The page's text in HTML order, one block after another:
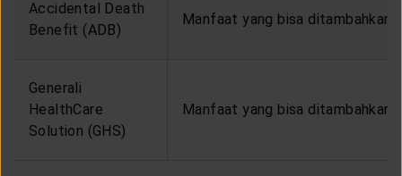
Accidental Death
Benefit (ADB)
Manfaat yang bisa ditambahkan
Generali
HealthCare
Solution (GHS)
Manfaat yang bisa ditambahkan